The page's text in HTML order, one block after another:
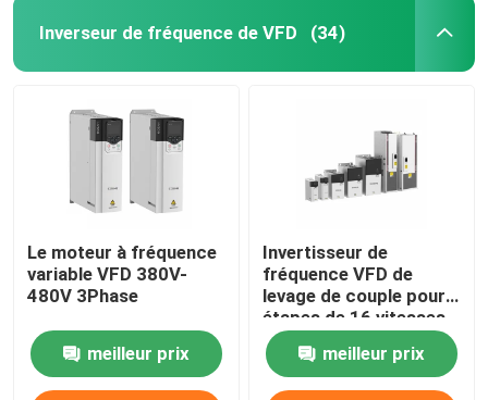
Inverseur de fréquence de VFD (34)
Le moteur à fréquence
variable VFD 380V-
480V 3Phase
meilleur prix
Invertisseur de
fréquence VFD de
levage de couple pour
étapes de 16 vitesses
60 Hz
meilleur prix